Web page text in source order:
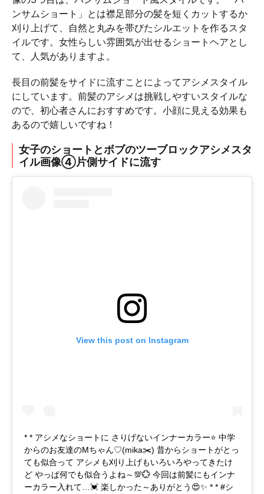
ンサムショート」とは襟足部分の髪を短くカットするか
刈り上げて、自然と丸みを帯びたシルエットを作るスタ
イルです。女性らしい雰囲気が出せるショートヘアとし
て、人気がありますよ。
長目の前髪をサイドに流すことによってアシメスタイル
にしています。前髪のアシメは挑戦しやすいスタイルな
ので、初心者さんにおすすめです。小顔に見える効果も
あるので嬉しいですね！
女子のショートとボブのツーブロックアシメスタ
イル画像④片側サイドに流す
View this post on Instagram
* * アシメなショートに さりげないインナーカラー⭐ 中学
からのお友達のMちゃん♡(mika✂️) 昔からショートがとっ
ても似合って アシメも刈り上げもいろいろやってきたけ
ど やっぱ何でも似合うよね～💯💮 今回は前髪にもインナ
ーカラー入れて…💓 楽しかった～ありがとう😍✨ * * #シ